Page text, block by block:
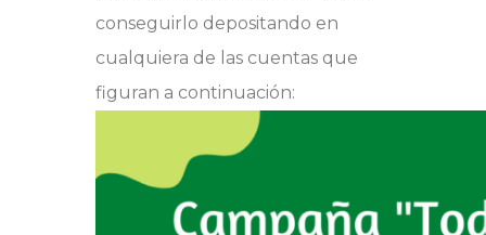
conseguirlo depositando en
cualquiera de las cuentas que
figuran a continuación: